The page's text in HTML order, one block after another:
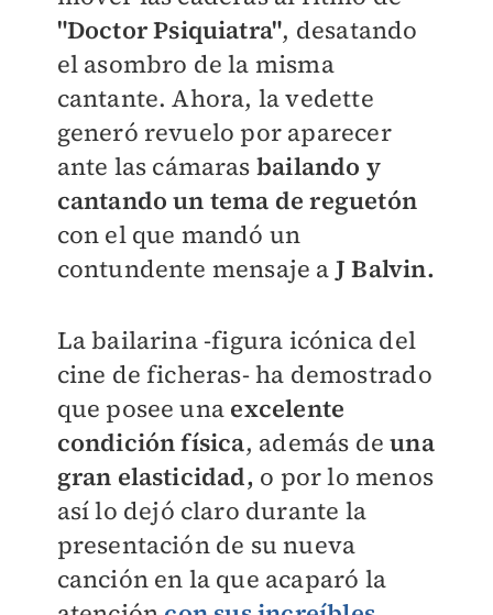
"Doctor Psiquiatra", desatando
el asombro de la misma
cantante. Ahora, la vedette
generó revuelo por aparecer
ante las cámaras bailando y
cantando un tema de reguetón
con el que mandó un
contundente mensaje a J Balvin.
La bailarina -figura icónica del
cine de ficheras- ha demostrado
que posee una excelente
condición física, además deuna
gran elasticidad, o por lo menos
así lo dejó claro durante la
presentación de su nueva
canción en la que acaparó la